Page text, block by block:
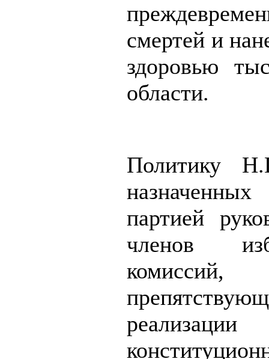
смертей и
здоровью
области.
Политику
партией
членов
комиссий,
реализации